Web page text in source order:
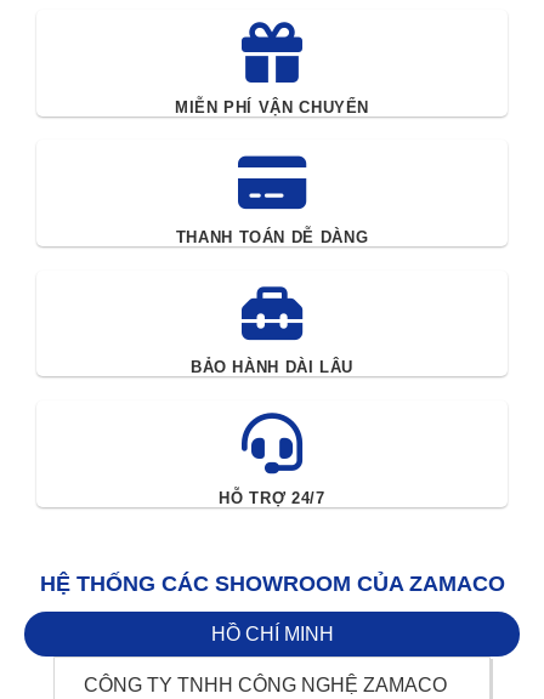
MIỄN PHÍ VẬN CHUYỂN
THANH TOÁN DỄ DÀNG
BẢO HÀNH DÀI LÂU
HỖ TRỢ 24/7
HỆ THỐNG CÁC SHOWROOM CỦA ZAMACO
HỒ CHÍ MINH
CÔNG TY TNHH CÔNG NGHỆ ZAMACO